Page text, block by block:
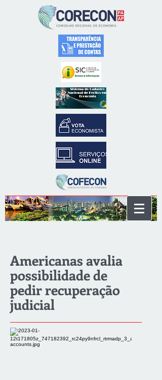
Americanas avalia
possibilidade de
pedir recuperação
judicial